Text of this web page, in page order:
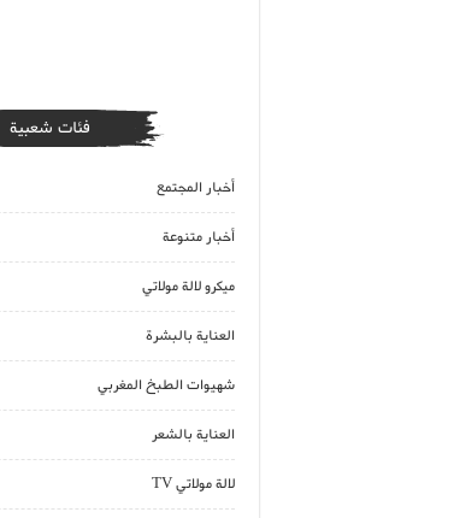
فئات شعبية
أخبار المجتمع
أخبار متنوعة
ميكرو لالة مولاتي
العناية بالبشرة
شهيوات الطبخ المغربي
العناية بالشعر
لالة مولاتي TV